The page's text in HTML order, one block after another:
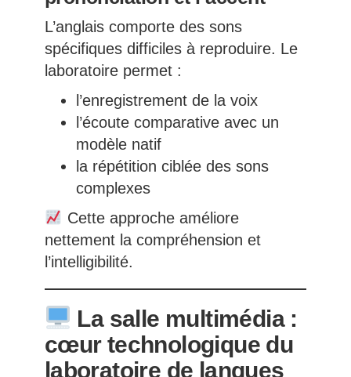
L’anglais comporte des sons
spécifiques difficiles à reproduire. Le
laboratoire permet :
l’enregistrement de la voix
l’écoute comparative avec un
modèle natif
la répétition ciblée des sons
complexes
Cette approche améliore
nettement la compréhension et
l’intelligibilité.
La salle multimédia :
cœur technologique du
laboratoire de langues